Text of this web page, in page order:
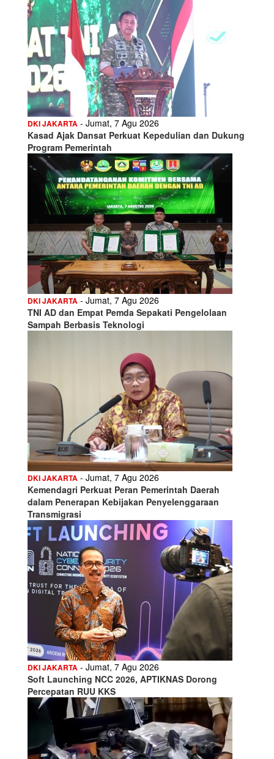
DKI JAKARTA - Jumat, 7 Agu 2026
Kasad Ajak Dansat Perkuat Kepedulian dan Dukung
Program Pemerintah
DKI JAKARTA - Jumat, 7 Agu 2026
TNI AD dan Empat Pemda Sepakati Pengelolaan
Sampah Berbasis Teknologi
DKI JAKARTA - Jumat, 7 Agu 2026
Kemendagri Perkuat Peran Pemerintah Daerah
dalam Penerapan Kebijakan Penyelenggaraan
Transmigrasi
DKI JAKARTA - Jumat, 7 Agu 2026
Soft Launching NCC 2026, APTIKNAS Dorong
Percepatan RUU KKS